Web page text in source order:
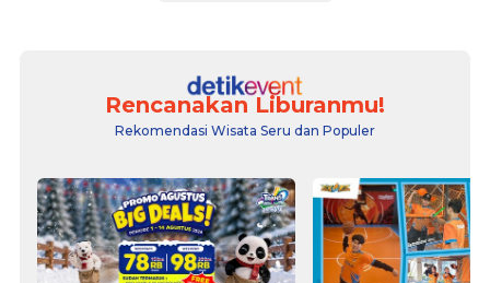
Rencanakan Liburanmu!
Rekomendasi Wisata Seru dan Populer